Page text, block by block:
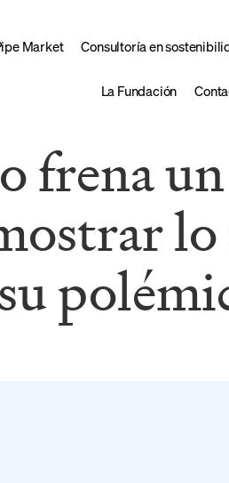
Market Consultoría en
La Fundación
frena
lo